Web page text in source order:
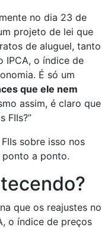
no dia 23 de
projeto de lei que
de aluguel, tanto
IPCA, o índice de
É só um
que ele nem
assim, é claro que
FIIs?”
sobre isso nos
ponto a ponto.
que os reajustes no
o índice de preços